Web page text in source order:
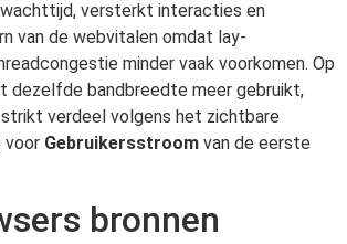
versterkt interacties en
van de webvitalen omdat lay-
minder vaak voorkomen. Op
dezelfde bandbreedte meer gebruikt,
verdeel volgens het zichtbare
voor Gebruikersstroom van de eerste
bronnen